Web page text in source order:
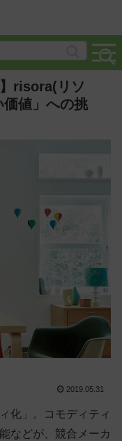
risora(リソ
価値」への挑
2019.05.31
化」。コモディティ
などが、競合メーカ